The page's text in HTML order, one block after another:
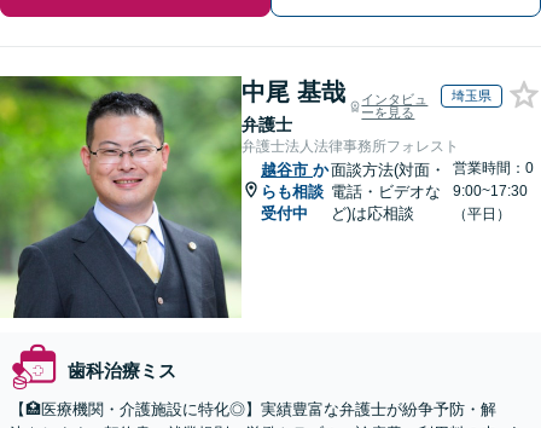
中尾 基哉
弁護士
インタビュ
ーを見る
埼玉県
弁護士法人法律事務所フォレスト
越谷市 か
らも相談
受付中
面談方法(対面・
電話・ビデオな
ど)は応相談
営業時間：0
9:00~17:30
（平日）
歯科治療ミス
【🏥医療機関・介護施設に特化◎】実績豊富な弁護士が紛争予防・解